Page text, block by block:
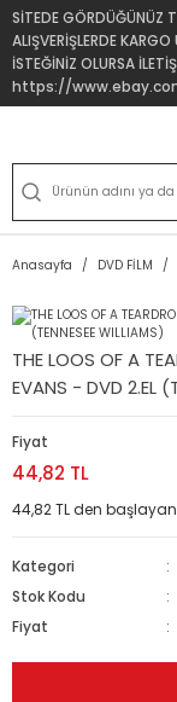
SİTEDE GÖRDÜĞÜNÜZ
ALIŞVERİŞLERDE
İSTEĞİNİZ OLURSA
https://
Anasayfa DVD FİLM
THE LOOS OF A
EVANS - DVD 2.EL
Fiyat
44,82 TL
44,82 TL den
Kategori
Stok Kodu
Fiyat